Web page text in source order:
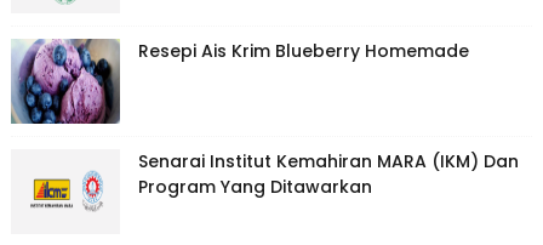
Resepi Ais Krim Blueberry Homemade
Senarai Institut Kemahiran MARA (IKM) Dan
Program Yang Ditawarkan